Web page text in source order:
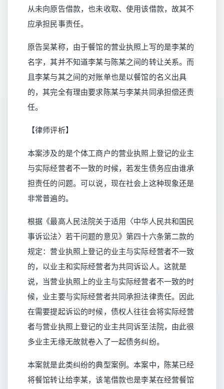
从未向原告借款，也未收取、使用该借款，故其不
应承担民事责任。
原告吴某称，由于餐馆的营业执照上写的是李某的
名字，其并不知道李某与陈某之间的转让关系。而
且李某与其之间的对账单也是以餐馆的名义出具
的，其完全有理由要求陈某与李某共同承担偿还责
任。
【律师评析】
本案涉及的是个体工商户的营业执照上登记的业主
与实际经营者不一致的时候，若发生债务应由谁承
担责任的问题。可以说，现在社会上这种现象还是
非常普遍的。
根据《最高人民法院关于适用〈中华人民共和国民
事诉讼法〉若干问题的意见》第四十六条第二款的
规定：营业执照上登记的业主与实际经营者不一致
的，以业主和实际经营者为共同诉讼人。这就是
说，当营业执照上的业主与实际经营者不一致的时
候，业主要与实际经营者共同承担法律责任。因此
在需要提起诉讼的时候，债权人往往会将实际经营
者与营业执照上登记的业主共同诉至法院，由此很
多业主无缘无故就卷入了一起债务纠纷。
本案就是此类纠纷的典型案例。本案中，陈某已经
将餐馆转让给李某，该笔借款也是李某在经营餐馆